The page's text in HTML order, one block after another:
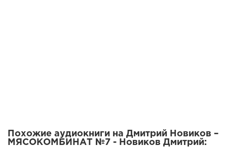
Похожие аудиокниги на Дмитрий Новиков –
МЯСОКОМБИНАТ №7 - Новиков Дмитрий: